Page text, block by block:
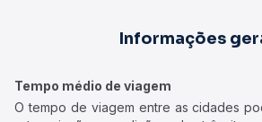
Informações
Tempo médio de viagem
O tempo de viagem entre as cidades